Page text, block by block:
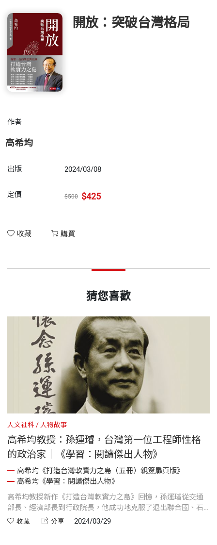
開放：突破台灣格局
作者
高希均
出版 2024/03/08
定價 $500 $425
收藏 購買
猜您喜歡
人文社科 人物故事
高希均教授：孫運璿，台灣第一位工程師性格
的政治家｜《學習：閱讀傑出人物》
高希均《打造台灣軟實力之島（五冊）親簽扉頁版》
高希均《學習：閱讀傑出人物》
高希均教授新作《打造台灣軟實力之島》回憶，孫運璿從交通
部長、經濟部長到行政院長，他成功地克服了退出聯合國、石
油風暴、中日斷交、中美斷交等的衝擊，又克服了重重困難，
收藏 分享 2024/03/29